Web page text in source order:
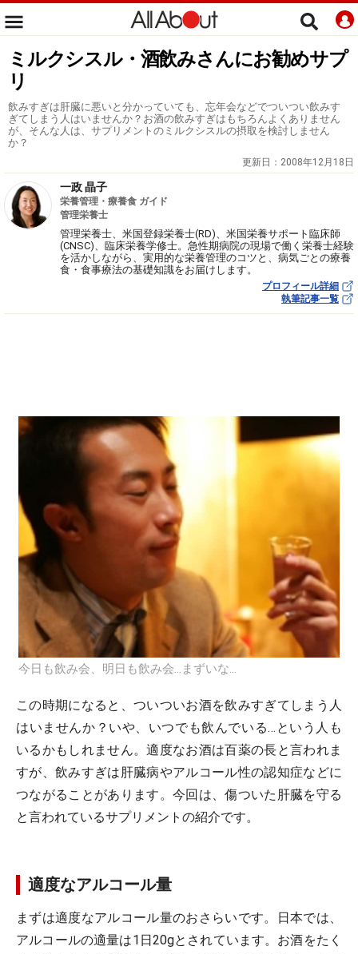
ミルクシスル・酒飲みさんにお勧めサプ
リ
飲みすぎは肝臓に悪いと分かっていても、忘年会などでついつい飲みす
ぎてしまう人はいませんか？お酒の飲みすぎはもちろんよくありません
が、そんな人は、サプリメントのミルクシスルの摂取を検討しません
か？
更新日： 2008年12月18日
一政 晶子
栄養管理・療養食 ガイド
管理栄養士
管理栄養士、米国登録栄養士(RD)、米国栄養サポート臨床師
(CNSC)、臨床栄養学修士。急性期病院の現場で働く栄養士経験
を活かしながら、実用的な栄養管理のコツと、病気ごとの療養
食・食事療法の基礎知識をお届けします。
プロフィール詳細
執筆記事一覧
今日も飲み会、明日も飲み会…まずいな…
この時期になると、ついついお酒を飲みすぎてしまう人
はいませんか？いや、いつでも飲んでいる…という人も
いるかもしれません。適度なお酒は百薬の長と言われま
すが、飲みすぎは肝臓病やアルコール性の認知症などに
つながることがあります。今回は、傷ついた肝臓を守る
と言われているサプリメントの紹介です。
適度なアルコール量
まずは適度なアルコール量のおさらいです。日本では、
アルコールの適量は1日20gとされています。お酒をたく